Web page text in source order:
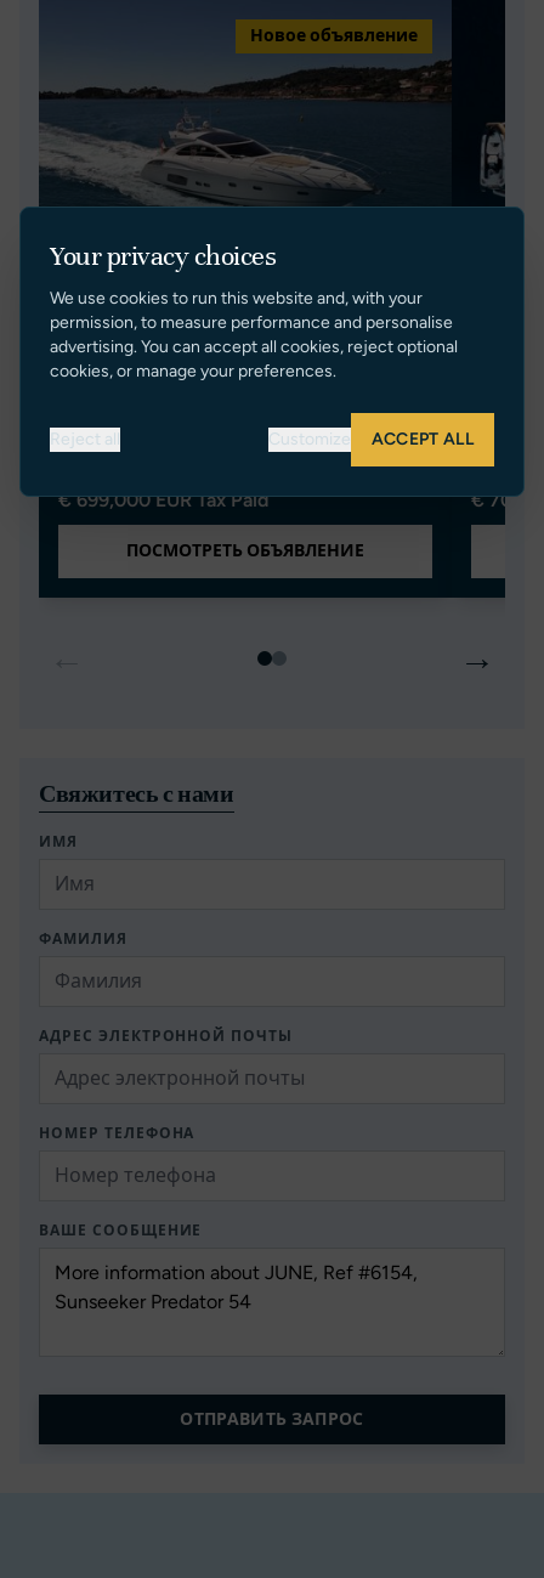
Новое объявление
MAD MAX
19.92m/65ft 4in
2012
3
€ 699,000 EUR Tax Paid
ПОСМОТРЕТЬ ОБЪЯВЛЕНИЕ
Greece
€
→
Свяжитесь с нами
ИМЯ
ФАМИЛИЯ
АДРЕС ЭЛЕКТРОННОЙ ПОЧТЫ
НОМЕР ТЕЛЕФОНА
ВАШЕ СООБЩЕНИЕ
ОТПРАВИТЬ ЗАПРОС
Your privacy choices
We use cookies to run this website and, with your
permission, to measure performance and personalise
advertising. You can accept all cookies, reject optional
cookies, or manage your preferences.
Reject all Customize ACCEPT ALL